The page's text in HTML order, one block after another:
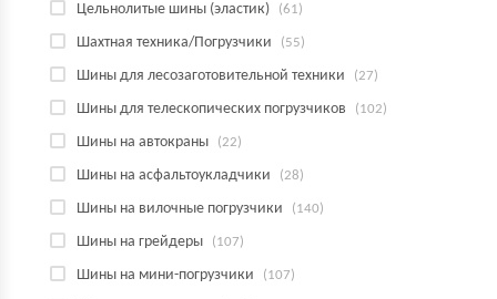
Цельнолитые шины (эластик) (61)
Шахтная техника/Погрузчики (55)
Шины для лесозаготовительной техники (27)
Шины для телескопических погрузчиков (102)
Шины на автокраны (22)
Шины на асфальтоукладчики (28)
Шины на вилочные погрузчики (140)
Шины на грейдеры (107)
Шины на мини-погрузчики (107)